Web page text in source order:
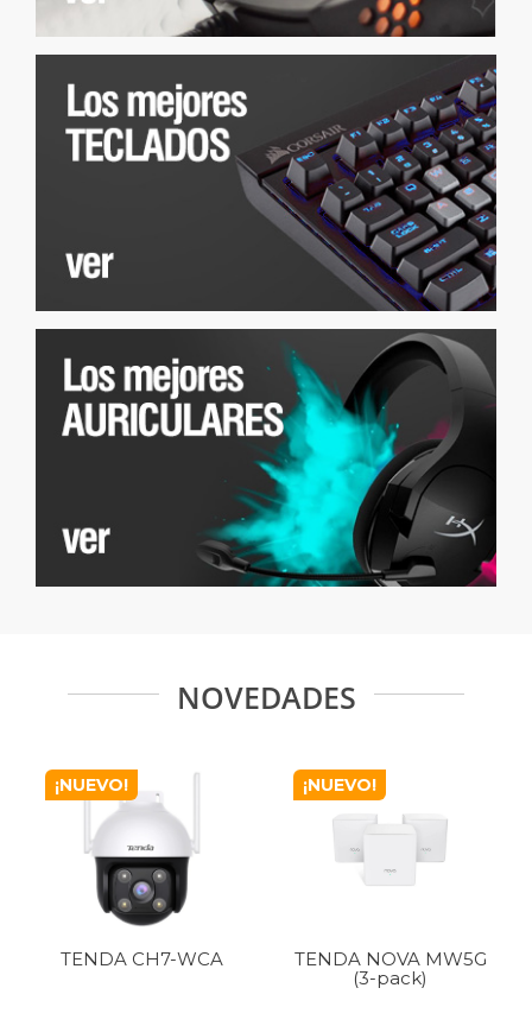
NOVEDADES
¡NUEVO!
TENDA CH7-WCA
¡NUEVO!
TENDA NOVA MW5G
(3-pack)